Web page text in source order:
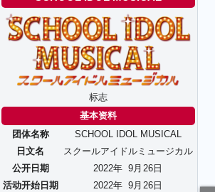
标志
基本资料
团体名称
SCHOOL IDOL MUSICAL
日文名
スクールアイドルミュージカル
公开日期
2022年 9月 26日
活动开始日期
2022年 9月 26日